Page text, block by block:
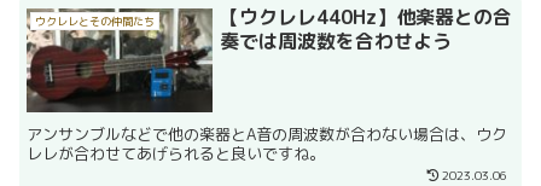
ウクレレとその仲間たち
【ウクレレ440Hz】他楽器との合
奏では周波数を合わせよう
アンサンブルなどで他の楽器とA音の周波数が合わない場合は、ウク
レレが合わせてあげられると良いですね。
2023.03.06